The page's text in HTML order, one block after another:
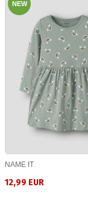
NEW
NAME IT
12,99 EUR